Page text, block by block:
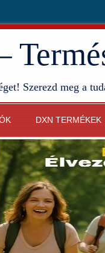
Szerezd meg a
DXN TERMÉKEK